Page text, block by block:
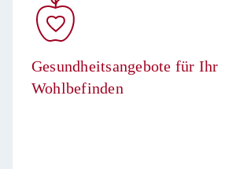
Gesundheitsangebote für Ihr
Wohlbefinden​